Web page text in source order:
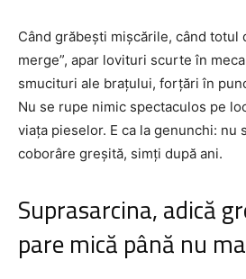
Când grăbești mișcările, când totul
merge”, apar lovituri scurte în
smucituri ale brațului, forțări în
Nu se rupe nimic spectaculos pe
viața pieselor. E ca la genunchi: nu
coborâre greșită, simți după ani.
Suprasarcina, adică
pare mică până nu